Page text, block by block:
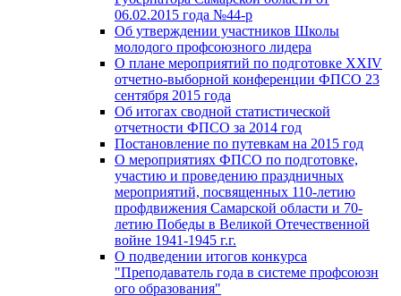
06.02.2015 года №44-р
Об утверждении участников Школы
молодого профсоюзного лидера
О плане мероприятий по подготовке XXIV
отчетно-выборной конференции ФПСО 23
сентября 2015 года
Об итогах сводной статистической
отчетности ФПСО за 2014 год
Постановление по путевкам на 2015 год
О мероприятиях ФПСО по подготовке,
участию и проведению праздничных
мероприятий, посвященных 110-летию
профдвижения Самарской области и 70-
летию Победы в Великой Отечественной
войне 1941-1945 г.г.
О подведении итогов конкурса
"Преподаватель года в системе профсоюзн
ого образования"